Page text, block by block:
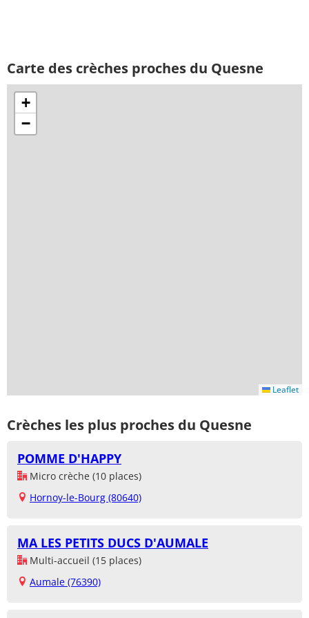
Carte des crèches proches du Quesne
+
−
Leaflet
Crèches les plus proches du Quesne
POMME D'HAPPY
Micro crèche (10 places)
Hornoy-le-Bourg (80640)
MA LES PETITS DUCS D'AUMALE
Multi-accueil (15 places)
Aumale (76390)